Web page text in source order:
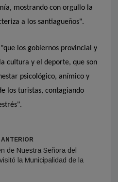
mostrando con orgullo la
a los santiagueños".
los gobiernos provincial y
cultura y el deporte, que son
psicológico, anímico y
los turistas, contagiando
de Nuestra Señora del
la Municipalidad de la